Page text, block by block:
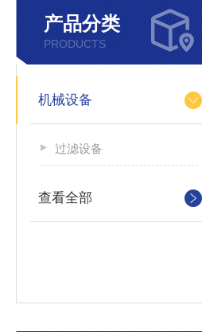
产品分类
PRODUCTS
机械设备
过滤设备
查看全部